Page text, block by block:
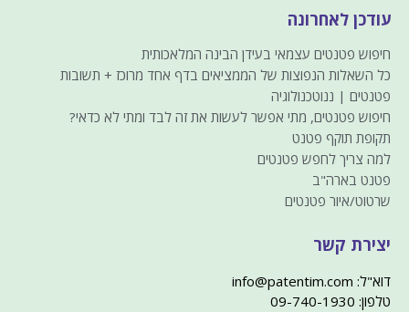
עודכן לאחרונה
חיפוש פטנטים עצמאי בעידן הבינה המלאכותית
כל השאלות הנפוצות של הממציאים בדף אחד מרוכז + תשובות
פטנטים | ננוטכנולוגיה
חיפוש פטנטים, מתי אפשר לעשות את זה לבד ומתי לא כדאי?
תקופת תוקף פטנט
למה צריך לחפש פטנטים
פטנט בארה"ב
שרטוט/איור פטנטים
יצירת קשר
דוא"ל: info@patentim.com
טלפון: 09-740-1930